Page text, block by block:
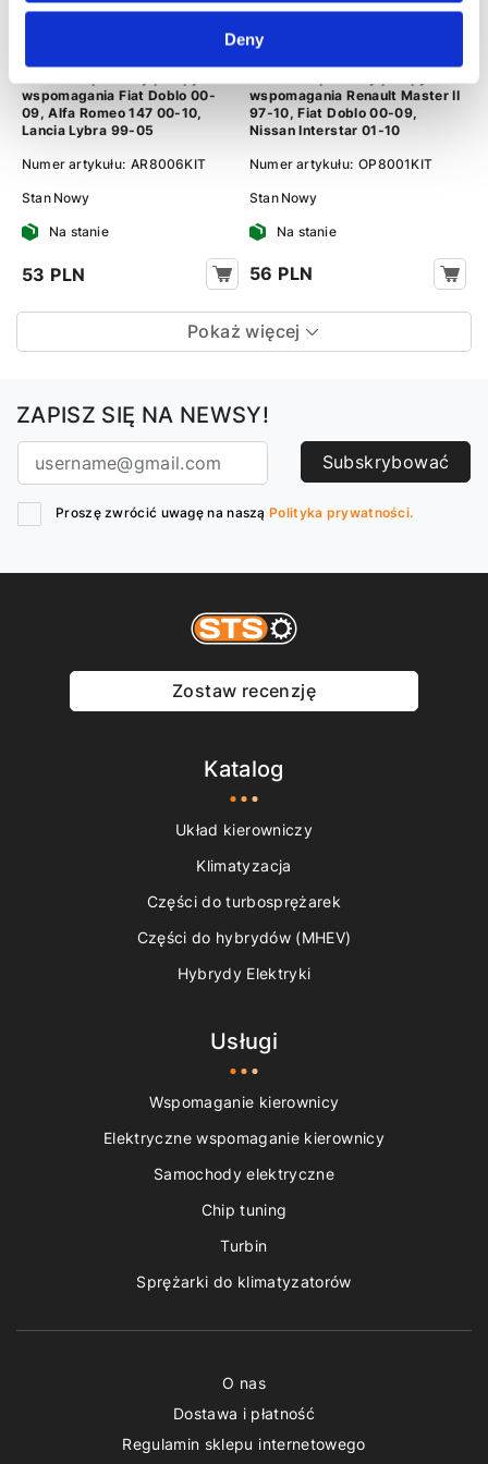
Deny
wspomagania Fiat Doblo 00-
09, Alfa Romeo 147 00-10,
Lancia Lybra 99-05
Numer artykułu: AR8006KIT
Stan Nowy
Na stanie
53 PLN
wspomagania Renault Master II
97-10, Fiat Doblo 00-09,
Nissan Interstar 01-10
Numer artykułu: OP8001KIT
Stan Nowy
Na stanie
56 PLN
Pokaż więcej
ZAPISZ SIĘ NA NEWSY!
Subskrybować
Proszę zwrócić uwagę na naszą Polityka prywatności.
Zostaw recenzję
Katalog
Układ kierowniczy
Klimatyzacja
Części do turbosprężarek
Części do hybrydów (MHEV)
Hybrydy Elektryki
Usługi
Wspomaganie kierownicy
Elektryczne wspomaganie kierownicy
Samochody elektryczne
Chip tuning
Turbin
Sprężarki do klimatyzatorów
O nas
Dostawa i płatność
Regulamin sklepu internetowego